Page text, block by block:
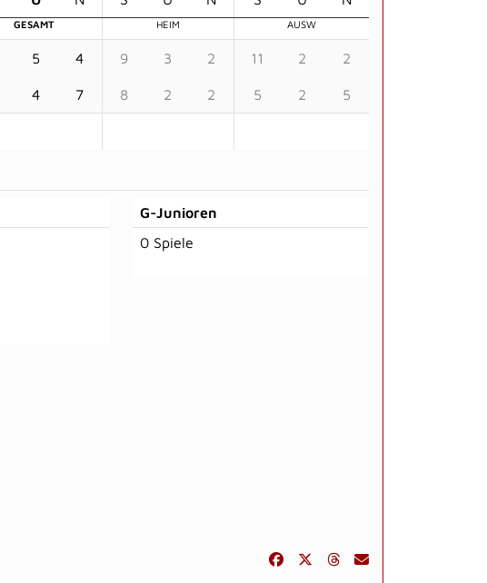
GESAMT HEIM AUSW
5 4 9 3 2 11 2 2
4 7 8 2 2 5 2 5
G-Junioren
0 Spiele